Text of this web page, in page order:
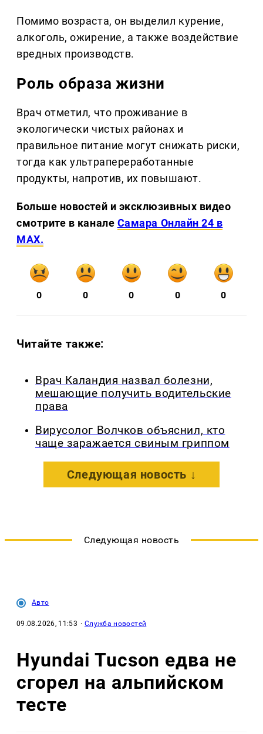
Помимо возраста, он выделил курение,
алкоголь, ожирение, а также воздействие
вредных производств.
Роль образа жизни
Врач отметил, что проживание в
экологически чистых районах и
правильное питание могут снижать риски,
тогда как ультрапереработанные
продукты, напротив, их повышают.
Больше новостей и эксклюзивных видео
смотрите в канале Самара Онлайн 24 в
MAX.
0 0 0 0 0
Читайте также:
Врач Каландия назвал болезни,
мешающие получить водительские
права
Вирусолог Волчков объяснил, кто
чаще заражается свиным гриппом
Следующая новость ↓
Следующая новость
Авто
09.08.2026, 11:53 · Служба новостей
Hyundai Tucson едва не
сгорел на альпийском
тесте